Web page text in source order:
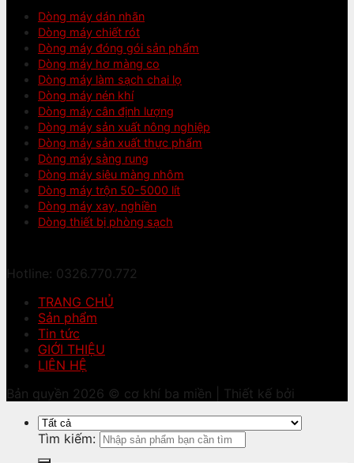
Dòng máy dán nhãn
Dòng máy chiết rót
Dòng máy đóng gói sản phẩm
Dòng máy hơ màng co
Dòng máy làm sạch chai lọ
Dòng máy nén khí
Dòng máy cân định lượng
Dòng máy sản xuất nông nghiệp
Dòng máy sản xuất thực phẩm
Dòng máy sàng rung
Dòng máy siêu màng nhôm
Dòng máy trộn 50-5000 lít
Dòng máy xay, nghiền
Dòng thiết bị phòng sạch
Hotline: 0326.770.772
TRANG CHỦ
Sản phẩm
Tin tức
GIỚI THIỆU
LIÊN HỆ
Bản quyền 2026 © cơ khí ba miền | Thiết kế bởi
Tìm kiếm: